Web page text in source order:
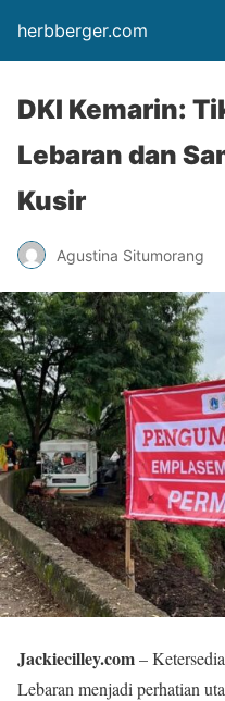
herbberger.com
DKI Kemarin:
Lebaran dan
Kusir
Agustina Situmorang
Jackiecilley.com–
Lebaran menjadi perhatian